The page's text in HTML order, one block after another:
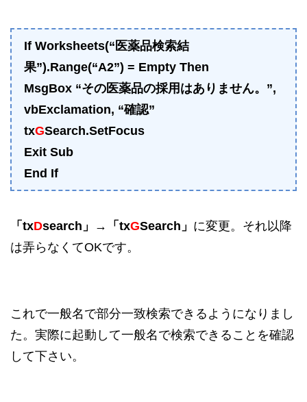
If Worksheets(“医薬品検索結
果”).Range(“A2”) = Empty Then
MsgBox “その医薬品の採用はありません。”,
vbExclamation, “確認”
txGSearch.SetFocus
Exit Sub
End If
「txDsearch」 → 「txGSearch」 に変更。それ以降
は弄らなくてOKです。
これで一般名で部分一致検索できるようになりまし
た。実際に起動して一般名で検索できることを確認
して下さい。